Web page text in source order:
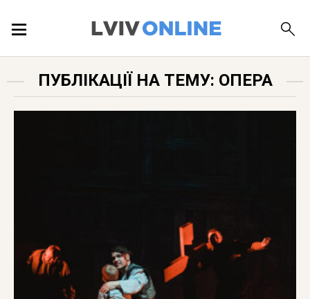
ЛОКАЦІЇ
ДОВІДКА
ПУБЛІКАЦІЇ НА ТЕМУ: ОПЕРА